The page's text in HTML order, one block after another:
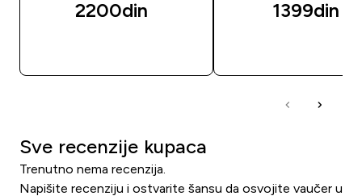
2200din‎ 1399din‎
Sve recenzije kupaca
Trenutno nema recenzija.
Napišite recenziju i ostvarite šansu da osvojite vaučer u